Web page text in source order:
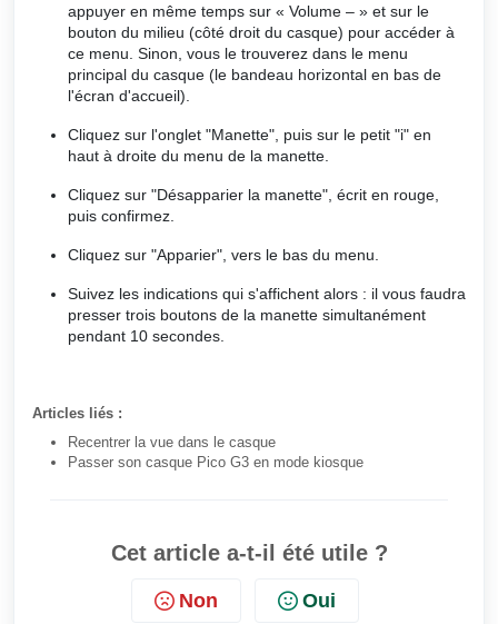
appuyer en même temps sur « Volume – » et sur le
bouton du milieu (côté droit du casque) pour accéder à
ce menu. Sinon, vous le trouverez dans le menu
principal du casque (le bandeau horizontal en bas de
l'écran d'accueil).
Cliquez sur l'onglet "Manette" , puis sur le petit "i" en
haut à droite du menu de la manette.
Cliquez sur "Désapparier la manette", écrit en rouge,
puis confirmez.
Cliquez sur "Apparier", vers le bas du menu.
Suivez les indications qui s'affichent alors : il vous faudra
presser trois boutons de la manette simultanément
pendant 10 secondes.
Articles liés :
Recentrer la vue dans le casque
Passer son casque Pico G3 en mode kiosque
Cet article a-t-il été utile ?
Non Oui